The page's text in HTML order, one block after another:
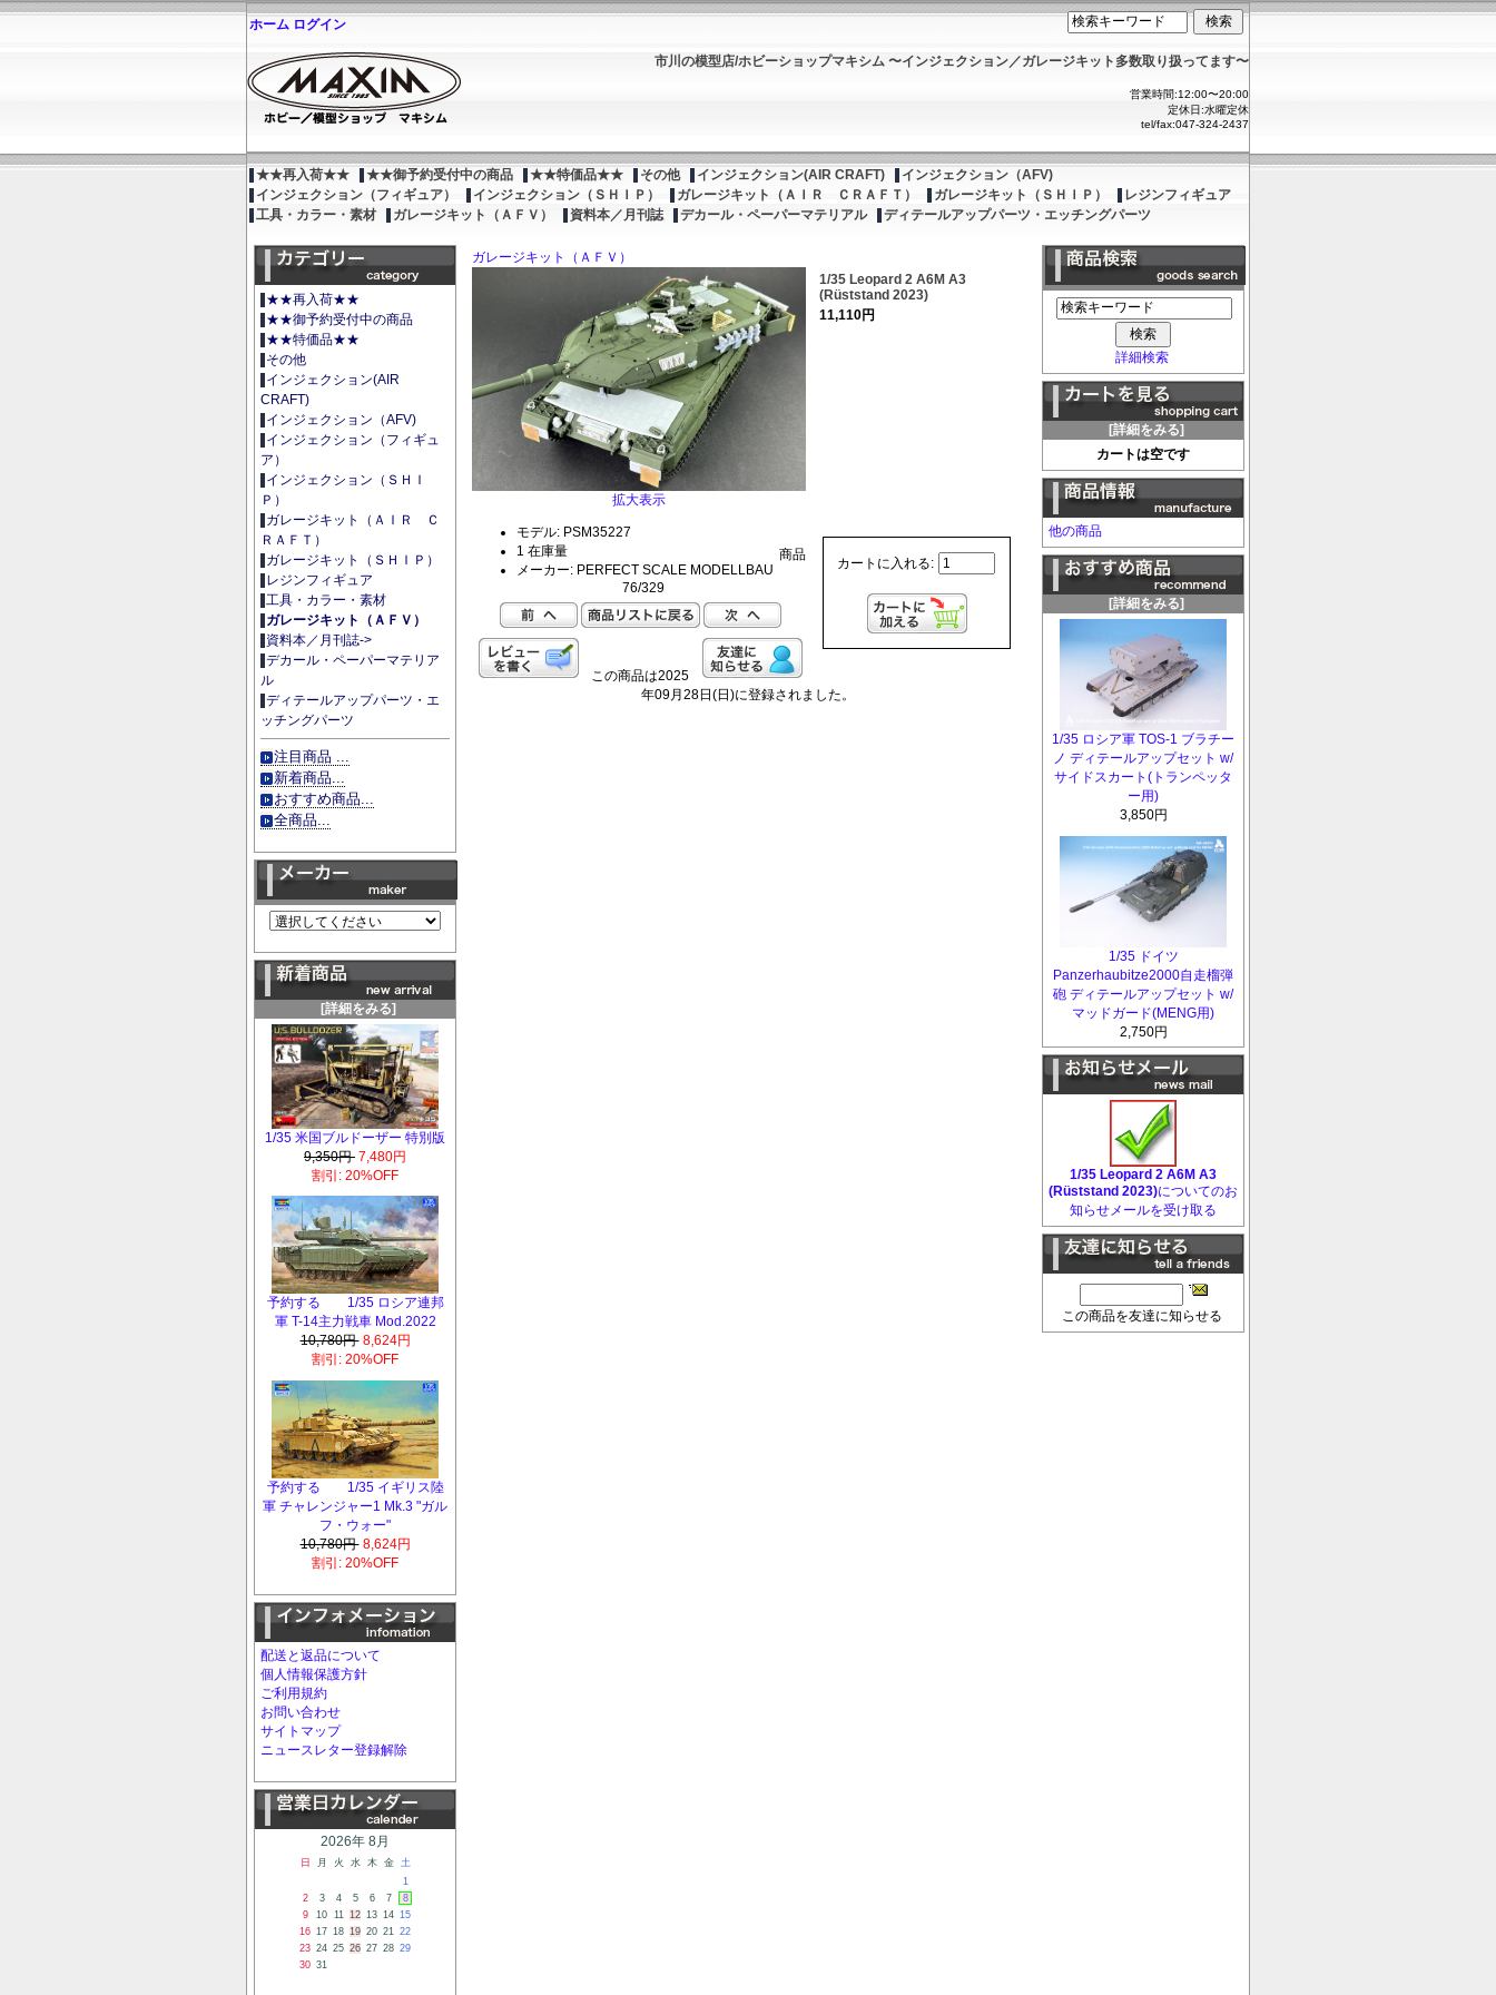
ホーム ログイン
市川の模型店/ホビーショップマキシム 〜インジェクション／ガレージキット多数取り扱ってます〜
営業時間:12:00〜20:00
定休日:水曜定休
tel/fax:047-324-2437
★★再入荷★★ ★★御予約受付中の商品 ★★特価品★★ その他 インジェクション(AIR CRAFT)
インジェクション（AFV)
インジェクション（フィギュア）
インジェクション（ＳＨＩＰ） ガレージキット（ＡＩＲ ＣＲＡＦＴ） ガレージキット（ＳＨＩＰ）
レジンフィギュア
工具・カラー・素材
ガレージキット（ＡＦＶ） 資料本／月刊誌 デカール・ペーパーマテリアル ディテールアップパーツ・エッチングパーツ
★★再入荷★★
★★御予約受付中の商品
★★特価品★★
その他
インジェクション(AIR
CRAFT)
インジェクション（AFV)
インジェクション（フィギュ
ア）
インジェクション（ＳＨＩ
Ｐ）
ガレージキット（ＡＩＲ Ｃ
ＲＡＦＴ）
ガレージキット（ＳＨＩＰ）
レジンフィギュア
工具・カラー・素材
ガレージキット（ＡＦＶ）
資料本／月刊誌->
デカール・ペーパーマテリア
ル
ディテールアップパーツ・エ
ッチングパーツ
注目商品 ...
新着商品...
おすすめ商品...
全商品...
[詳細をみる]
1/35 米国ブルドーザー 特別版
9,350円 7,480円
割引: 20%OFF
予約する 1/35 ロシア連邦
軍 T-14主力戦車 Mod.2022
10,780円 8,624円
割引: 20%OFF
予約する 1/35 イギリス陸
軍 チャレンジャー1 Mk.3 "ガル
フ・ウォー"
10,780円 8,624円
割引: 20%OFF
配送と返品について
個人情報保護方針
ご利用規約
お問い合わせ
サイトマップ
ニュースレター登録解除
2026年 8月
日 月 火 水 木 金
土
1
2
3 4 5 6 7
8
9
10 11 12 13 14 15
16 17 18 19 20 21 22
23 24 25 26 27 28 29
30 31
ガレージキット（ＡＦＶ）
拡大表示
1/35 Leopard 2 A6M A3
(Rüststand 2023)
11,110円
カートに入れる:
モデル: PSM35227
1 在庫量
メーカー: PERFECT SCALE MODELLBAU
商品
76/329
この商品は2025
年09月28日(日)に登録されました。
詳細検索
[詳細をみる]
カートは空です
他の商品
[詳細をみる]
1/35 ロシア軍 TOS-1 ブラチー
ノ ディテールアップセット w/
サイドスカート(トランペッタ
ー用)
3,850円
1/35 ドイツ
Panzerhaubitze2000自走榴弾
砲 ディテールアップセット w/
マッドガード(MENG用)
2,750円
1/35 Leopard 2 A6M A3
(Rüststand 2023)についてのお
知らせメールを受け取る
この商品を友達に知らせる